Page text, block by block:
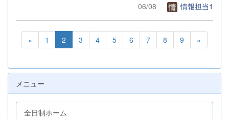
06/08
情報担当1
« 1 2 3 4 5 6 7 8 9 »
メニュー
全日制ホーム